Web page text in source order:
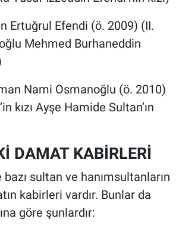
Ertuğrul Efendi (ö. 2009) (II.
Mehmed Burhaneddin
Nami Osmanoğlu (ö. 2010)
kızı Ayşe Hamide Sultan’ın
DAMAT KABİRLERİ
bazı sultan ve hanımsultanların
kabirleri vardır. Bunlar da
göre şunlardır: